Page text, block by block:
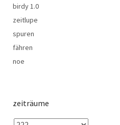
birdy 1.0
zeitlupe
spuren
fähren
noe
zeiträume